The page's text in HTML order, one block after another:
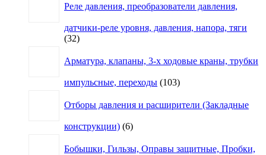
Реле давления, преобразователи давления,
датчики-реле уровня, давления, напора, тяги
3232
Арматура, клапаны, 3-х ходовые краны, трубки
импульсные, переходы 103103
Отборы давления и расширители (Закладные
конструкции) 66
Бобышки, Гильзы, Оправы защитные, Пробки,